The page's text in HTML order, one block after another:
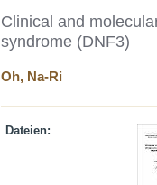
Clinical and
syndrome (DNF3)
Oh, Na-Ri
Dateien: